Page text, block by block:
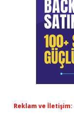
Reklam ve İletişim: